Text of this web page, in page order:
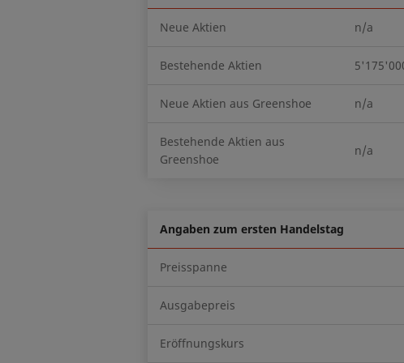
Neue Aktien n/a
Bestehende Aktien
Neue Aktien aus Greenshoe n/a
Bestehende Aktien aus
Greenshoe
n/a
Angaben zum ersten Handelstag
Preisspanne
Ausgabepreis
Eröffnungskurs